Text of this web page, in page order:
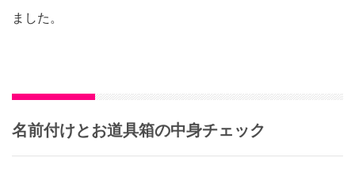
ました。
名前付けとお道具箱の中身チェック